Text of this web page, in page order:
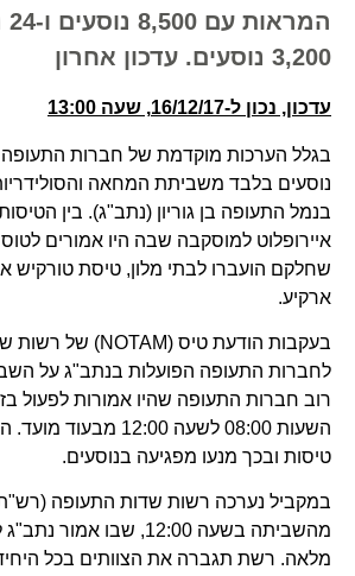
3,200 נוסעים. עדכון אחרון
עדכון, נכון ל-16/12/17, שעה 13:00
נוסעים בלבד משביתת המחאה
בנמל התעופה בן גוריון (נתב"ג). בין
שחלקם הועברו לבתי מלון, טיסת טורקיש
ארקיע.
בעקבות הודעת טיס (NOTAM) של רשות
לחברות התעופה הפועלות בנתב"ג על
רוב חברות התעופה שהיו אמורות לפעול
השעות 08:00 לשעה 12:00
טיסות ובכך מנעו מפגיעה בנוסעים.
במקביל נערכה רשות שדות התעופה
מהשביתה בשעה 12:00, שבו
מלאה. רשת תגברה את הצוותים בכל